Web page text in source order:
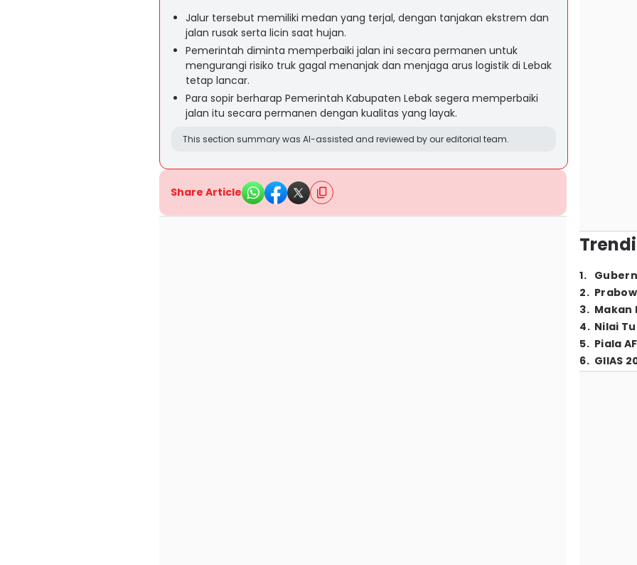
Jalur tersebut memiliki medan yang terjal, dengan tanjakan ekstrem dan
jalan rusak serta licin saat hujan.
Pemerintah diminta memperbaiki jalan ini secara permanen untuk
mengurangi risiko truk gagal menanjak dan menjaga arus logistik di Lebak
tetap lancar.
Para sopir berharap Pemerintah Kabupaten Lebak segera memperbaiki
jalan itu secara permanen dengan kualitas yang layak.
This section summary was AI-assisted and reviewed by our editorial team.
Share Article
1.
2.
3. Makan
4. Nilai
5. Piala
6. GIIAS